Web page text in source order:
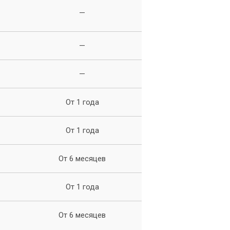
—
—
—
От 1 года
От 1 года
От 6 месяцев
От 1 года
От 6 месяцев